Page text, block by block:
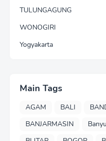
TULUNGAGUNG
WONOGIRI
Yogyakarta
Main Tags
AGAM BALI
BANJARMASIN